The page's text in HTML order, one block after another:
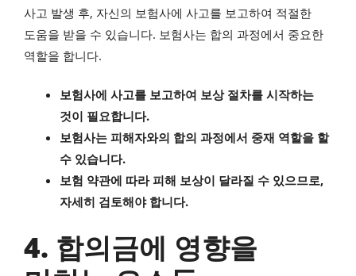
사고 발생 후, 자신의 보험사에 사고를 보고하여 적절한
도움을 받을 수 있습니다. 보험사는 합의 과정에서 중요한
역할을 합니다.
보험사에 사고를 보고하여 보상 절차를 시작하는
것이 필요합니다.
보험사는 피해자와의 합의 과정에서 중재 역할을 할
수 있습니다.
보험 약관에 따라 피해 보상이 달라질 수 있으므로,
자세히 검토해야 합니다.
4. 합의금에 영향을